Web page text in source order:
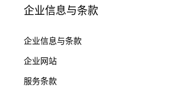
企业信息与条款
企业信息与条款
企业网站
服务条款